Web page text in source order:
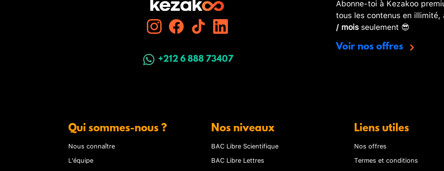
+212 6 888 73407
Abonne-toi à Kezakoo
tous les contenus en
/ moisseulement 😎
Voir nos offres
Qui sommes-nous ?
Nous connaître
L'équipe
Nos niveaux
BAC Libre Scientifique
BAC Libre Lettres
Liens utiles
Nos offres
Termes et conditions